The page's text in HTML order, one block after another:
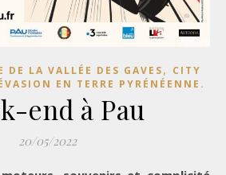
DE LA VALLÉE DES GAVES, CITY
EN TERRE PYRÉNÉENNE.
end à Pau
20/05/2022